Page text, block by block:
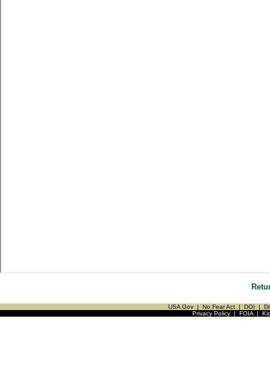
USA Gov | No Fear Act | DOI |
Privacy Policy| FOIA|